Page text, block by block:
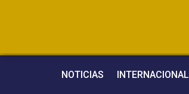
NOTICIAS INTERNACIONAL